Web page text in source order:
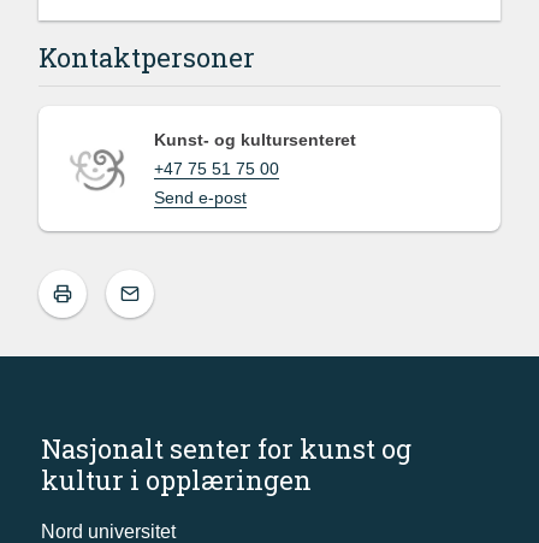
Kontaktpersoner
Kunst- og kultursenteret
+47 75 51 75 00
Send e-post
Nasjonalt senter for kunst og
kultur i opplæringen
Nord universitet